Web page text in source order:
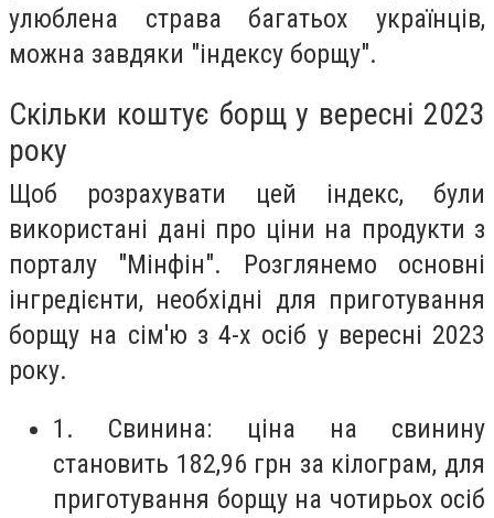
улюблена страва багатьох українців,
можна завдяки "індексу борщу".
Скільки коштує борщ у вересні 2023
року
Щоб розрахувати цей індекс, були
використані дані про ціни на продукти з
порталу "Мінфін". Розглянемо основні
інгредієнти, необхідні для приготування
борщу на сім'ю з 4-х осіб у вересні 2023
року.
1. Свинина: ціна на свинину
становить 182,96 грн за кілограм, для
приготування борщу на чотирьох осіб